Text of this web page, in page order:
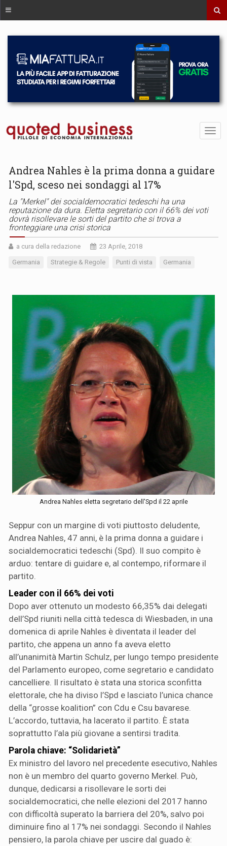
Andrea Nahles è la prima donna a guidare
l'Spd, sceso nei sondaggi al 17%
La "Merkel" dei socialdemocratici tedeschi ha una
reputazione da dura. Eletta segretario con il 66% dei voti
dovrà risollevare le sorti del partito che si trova a
fronteggiare una crisi storica
a cura della redazione 23 Aprile, 2018
Germania Strategie & Regole Punti di vista Germania
Andrea Nahles eletta segretario dell'Spd il 22 aprile
Seppur con un margine di voti piuttosto deludente,
Andrea Nahles, 47 anni, è la prima donna a guidare i
socialdemocratici tedeschi (Spd). Il suo compito è
arduo: tentare di guidare e, al contempo, riformare il
partito.
Leader con il 66% dei voti
Dopo aver ottenuto un modesto 66,35% dai delegati
dell’Spd riuniti nella città tedesca di Wiesbaden, in una
domenica di aprile Nahles è diventata il leader del
partito, che appena un anno fa aveva eletto
all’unanimità Martin Schulz, per lungo tempo presidente
del Parlamento europeo, come segretario e candidato
cancelliere. Il risultato è stata una storica sconfitta
elettorale, che ha diviso l’Spd e lasciato l’unica chance
della “grosse koalition” con Cdu e Csu bavarese.
L’accordo, tuttavia, ha lacerato il partito. È stata
soprattutto l’ala più giovane a sentirsi tradita.
Parola chiave: “Solidarietà”
Ex ministro del lavoro nel precedente esecutivo, Nahles
non è un membro del quarto governo Merkel. Può,
dunque, dedicarsi a risollevare le sorti dei
socialdemocratici, che nelle elezioni del 2017 hanno
con difficoltà superato la barriera del 20%, salvo poi
diminuire fino al 17% nei sondaggi. Secondo il Nahles
pensiero, la parola chiave per uscire dal guado è: